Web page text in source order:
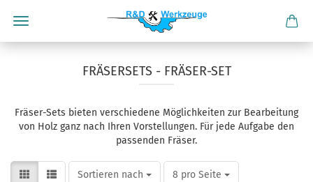
FRÄSERSETS - FRÄSER-SET
Fräser-Sets bieten verschiedene Möglichkeiten zur Bearbeitung
von Holz ganz nach Ihren Vorstellungen. Für jede Aufgabe den
passenden Fräser.
Sortieren nach
Sortieren nach 8 pro Seite
pro Seite